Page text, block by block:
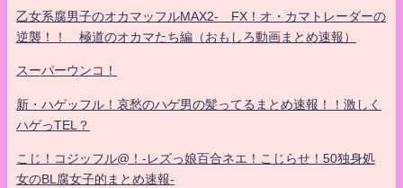
乙女系腐男子のオカマッフルMAX2- FX！オ・カマトレーダーの
逆襲！！ 極道のオカマたち編（おもしろ動画まとめ速報）
スーパーウンコ！
新・ハゲッフル！哀愁のハゲ男の髪ってるまとめ速報！！激しく
ハゲっTEL？
こじ！コジッフル@！-レズっ娘百合ネエ！こじらせ！50独身処
女のBL腐女子的まとめ速報-